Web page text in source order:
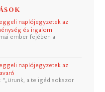
naplójegyzetek az
és irgalom
ember fejében a
naplójegyzetek az
a te igéd sokszor